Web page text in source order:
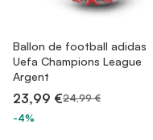
Ballon de football adidas
Uefa Champions League
Argent
23,99 €24,99 €
-4%